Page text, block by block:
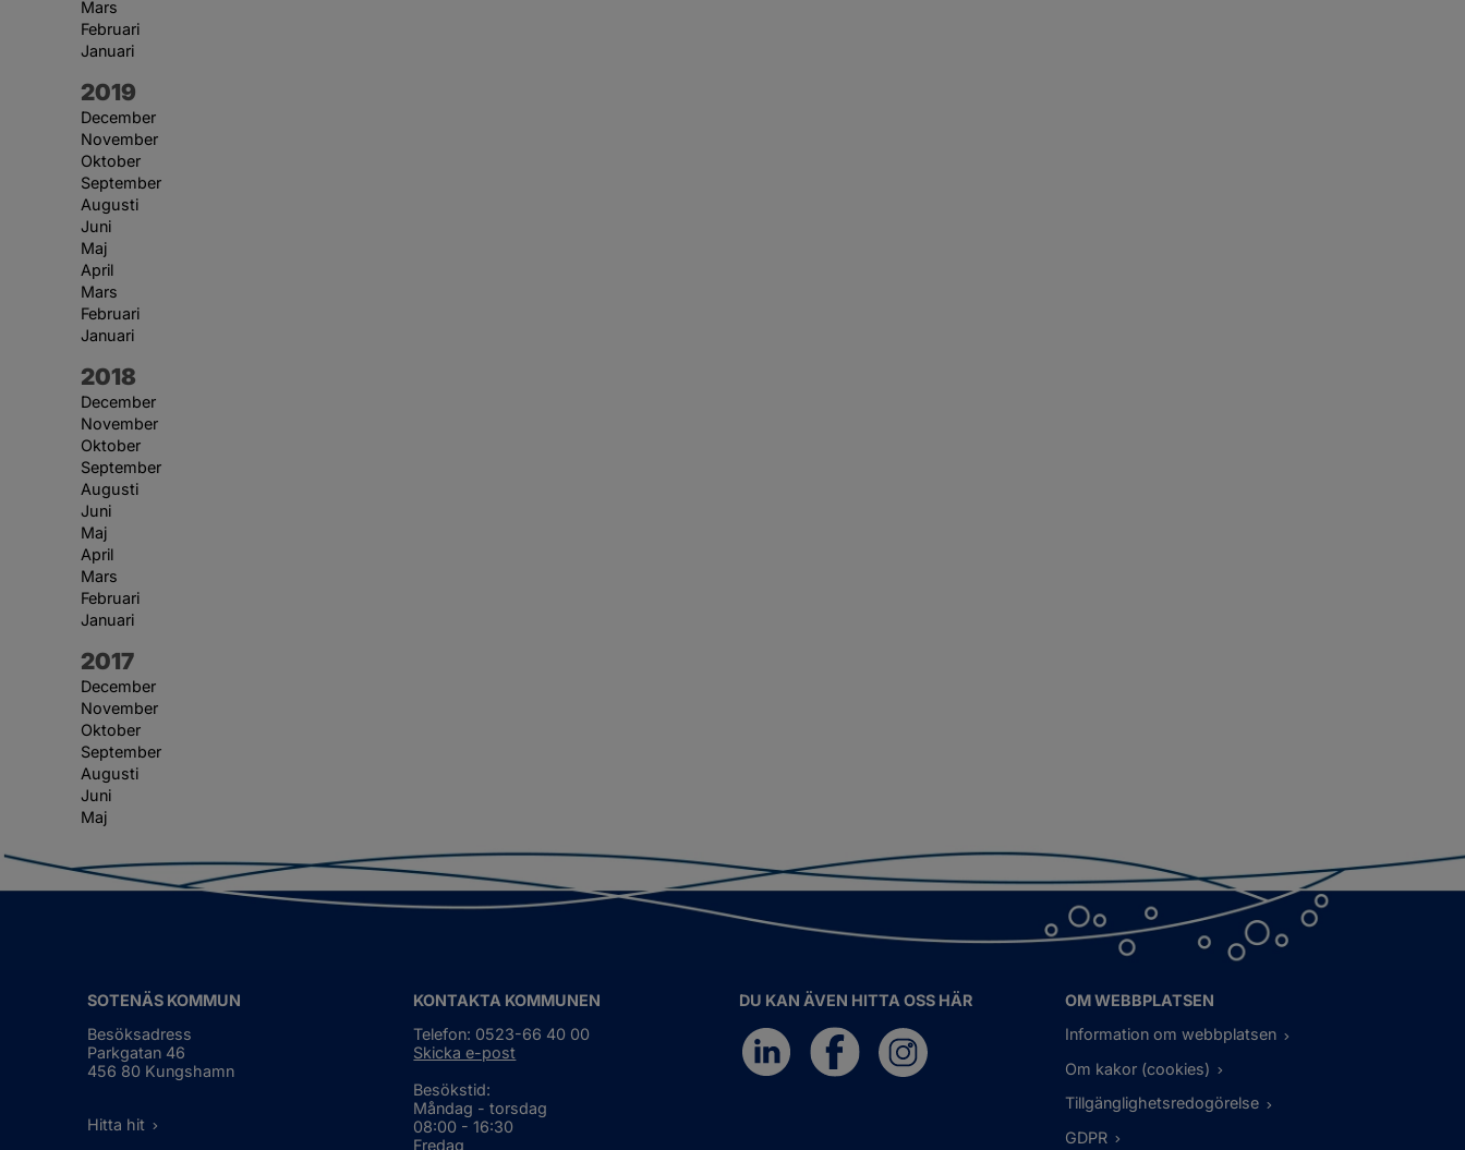
Mars
Februari
Januari
År:
2019
December
November
Oktober
September
Augusti
Juni
Maj
April
Mars
Februari
Januari
År:
2018
December
November
Oktober
September
Augusti
Juni
Maj
April
Mars
Februari
Januari
År:
2017
December
November
Oktober
September
Augusti
Juni
Maj
SOTENÄS KOMMUN
Besöksadress
Parkgatan 46
456 80 Kungshamn
Hitta hit
KONTAKTA KOMMUNEN
Telefon: 0523-66 40 00
Skicka e-post
Besökstid:
Måndag - torsdag
08:00 - 16:30
Fredag
DU KAN ÄVEN HITTA OSS HÄR
OM WEBBPLATSEN
Information om webbplatsen
Om kakor (cookies)
Tillgänglighetsredogörelse
GDPR